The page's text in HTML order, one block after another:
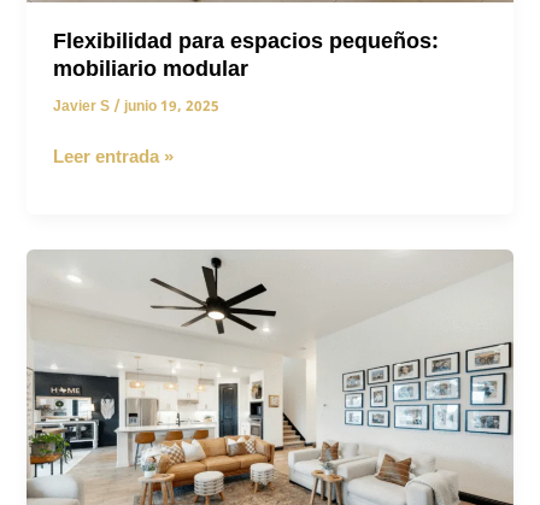
Flexibilidad para espacios pequeños:
mobiliario modular
Javier S/junio 19, 2025
Flexibilidad
pequeños:
mobiliario
Leer entrada »